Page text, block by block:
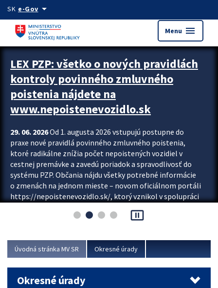
Preskocit na hlavný obsah
SK e-Govarrow_drop_down
Menu menu
Zastavit automatický posun upútavok
LEX PZP: všetko o nových pravidlách
kontroly povinného zmluvného
poistenia nájdete na
www.nepoistenevozidlo.sk
29. 06. 2026Od 1. augusta 2026 vstupujú postupne do
praxe nové pravidlá povinného zmluvného poistenia,
ktoré radikálne znížia počet nepoistených vozidiel v
cestnej premávke a zavedú poriadok a spravodlivosť do
systému PZP. Občania nájdu všetky potrebné informácie
o zmenách na jednom mieste – novom oficiálnom portáli
https://nepoistenevozidlo.sk/, ktorý vznikol v spolupráci
asociácie poisťovní (SLASPO) a Ministerstva vnútra SR.
Viac
pause_presentation
Úvodná stránka MV SR Okresné úrady
Okresné úrady